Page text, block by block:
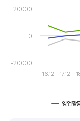
자금 운영에 유리합니다.
운전자본 회전일수는 매출
계산합니다. 매출채권 회전
일수를 말하며 낮을수록 좋습
The chart has 1 Y
영업활
16.12 17.12
-20000
0
20000